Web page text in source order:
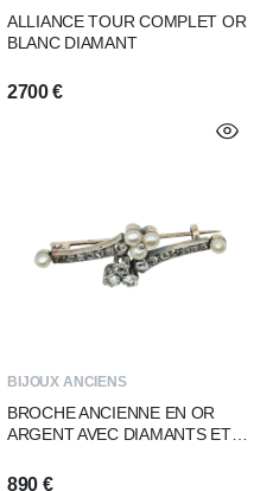
ALLIANCE TOUR COMPLET OR
BLANC DIAMANT
2700€
BIJOUX ANCIENS
BROCHE ANCIENNE EN OR
ARGENT AVEC DIAMANTS ET
890 €